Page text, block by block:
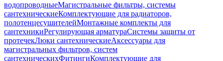
водопроводныеМагистральные фильтры, системы
сантехническиеКомплектующие для радиаторов,
полотенцесушителейМонтажные комплекты для
сантехникиРегулирующая арматураСистемы защиты от
протечекЛюки сантехническиеАксессуары для
магистральных фильтров, систем
сантехническихФитингиКомплектующие для